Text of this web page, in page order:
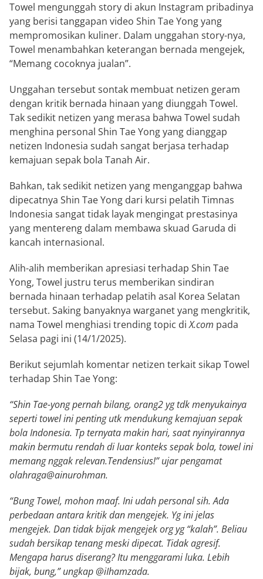
Towel mengunggah story di akun Instagram pribadinya
yang berisi tanggapan video Shin Tae Yong yang
mempromosikan kuliner. Dalam unggahan story-nya,
Towel menambahkan keterangan bernada mengejek,
“Memang cocoknya jualan”.
Unggahan tersebut sontak membuat netizen geram
dengan kritik bernada hinaan yang diunggah Towel.
Tak sedikit netizen yang merasa bahwa Towel sudah
menghina personal Shin Tae Yong yang dianggap
netizen Indonesia sudah sangat berjasa terhadap
kemajuan sepak bola Tanah Air.
Bahkan, tak sedikit netizen yang menganggap bahwa
dipecatnya Shin Tae Yong dari kursi pelatih Timnas
Indonesia sangat tidak layak mengingat prestasinya
yang mentereng dalam membawa skuad Garuda di
kancah internasional.
Alih-alih memberikan apresiasi terhadap Shin Tae
Yong, Towel justru terus memberikan sindiran
bernada hinaan terhadap pelatih asal Korea Selatan
tersebut. Saking banyaknya warganet yang mengkritik,
nama Towel menghiasi trending topic diX.com pada
Selasa pagi ini (14/1/2025).
Berikut sejumlah komentar netizen terkait sikap Towel
terhadap Shin Tae Yong:
“Shin Tae-yong pernah bilang, orang2 yg tdk menyukainya
seperti towel ini penting utk mendukung kemajuan sepak
bola Indonesia. Tp ternyata makin hari, saat nyinyirannya
makin bermutu rendah di luar konteks sepak bola, towel ini
memang nggak relevan.Tendensius!” ujar pengamat
olahraga@ainurohman.
“Bung Towel, mohon maaf. Ini udah personal sih. Ada
perbedaan antara kritik dan mengejek. Yg ini jelas
mengejek. Dan tidak bijak mengejek org yg “kalah”. Beliau
sudah bersikap tenang meski dipecat. Tidak agresif.
Mengapa harus diserang? Itu menggarami luka. Lebih
bijak, bung,” ungkap @iIhamzada.